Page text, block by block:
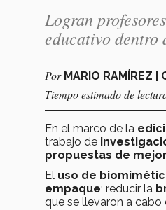
Logran
educativo dentro
Por MARIO RAMÍREZ |
Tiempo estimado de
En el marco de la
trabajo de
propuestas de
El uso de
empaque; reducir la
que se llevaron a cabo